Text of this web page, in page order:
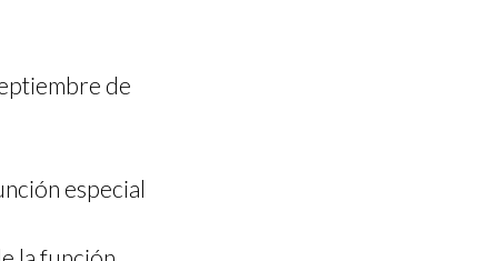
de
especial